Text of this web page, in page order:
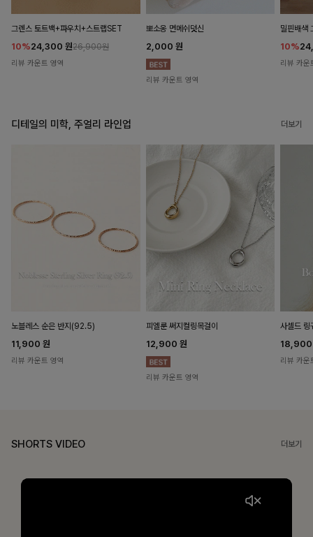
그렌스 토트백+파우치+스트랩SET
10%24,300 원26,900원
리뷰 카운트 영역
뽀소옹 면메쉬덧신
2,000 원
리뷰 카운트 영역
밀핀배색
10%
리뷰 카운
디테일의 미학, 주얼리 라인업 더보기
노블레스 순은 반지(92.5)
11,900 원
리뷰 카운트 영역
피엘룬 써지컬링목걸이
12,900 원
리뷰 카운트 영역
사셀드 링
리뷰 카운
SHORTS VIDEO 더보기